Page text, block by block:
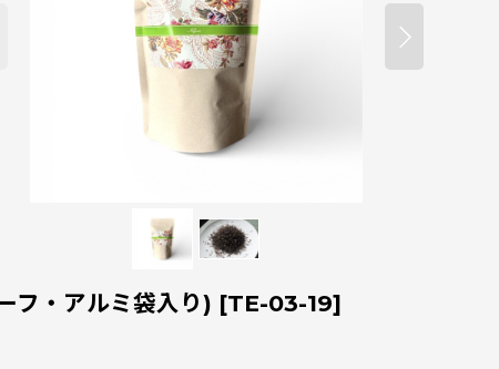
フ・アルミ袋入り) [TE-03-19]